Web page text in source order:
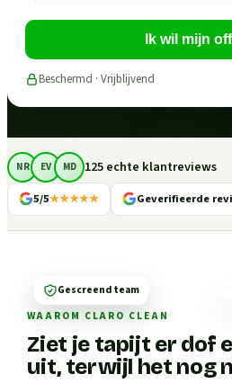
Ik wil mijn
Beschermd · Vrijblijvend
NR EV MD 125 echte klantreviews
5/5★★★★★ Geverifieerde
WAAROM CLARO CLEAN
Ziet je tapijt er dof
uit, terwijl het nog
Gescreend team